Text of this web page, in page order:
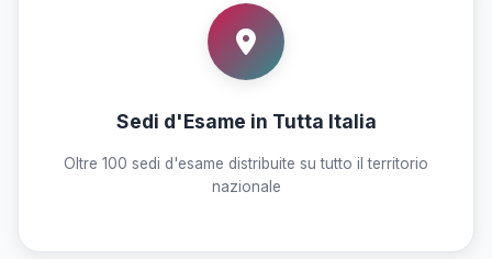
Sedi d'Esame in Tutta Italia
Oltre 100 sedi d'esame distribuite su tutto il territorio
nazionale